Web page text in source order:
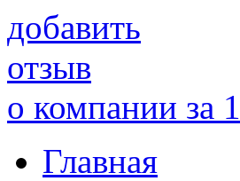
добавить
отзыв
о компании за
Главная